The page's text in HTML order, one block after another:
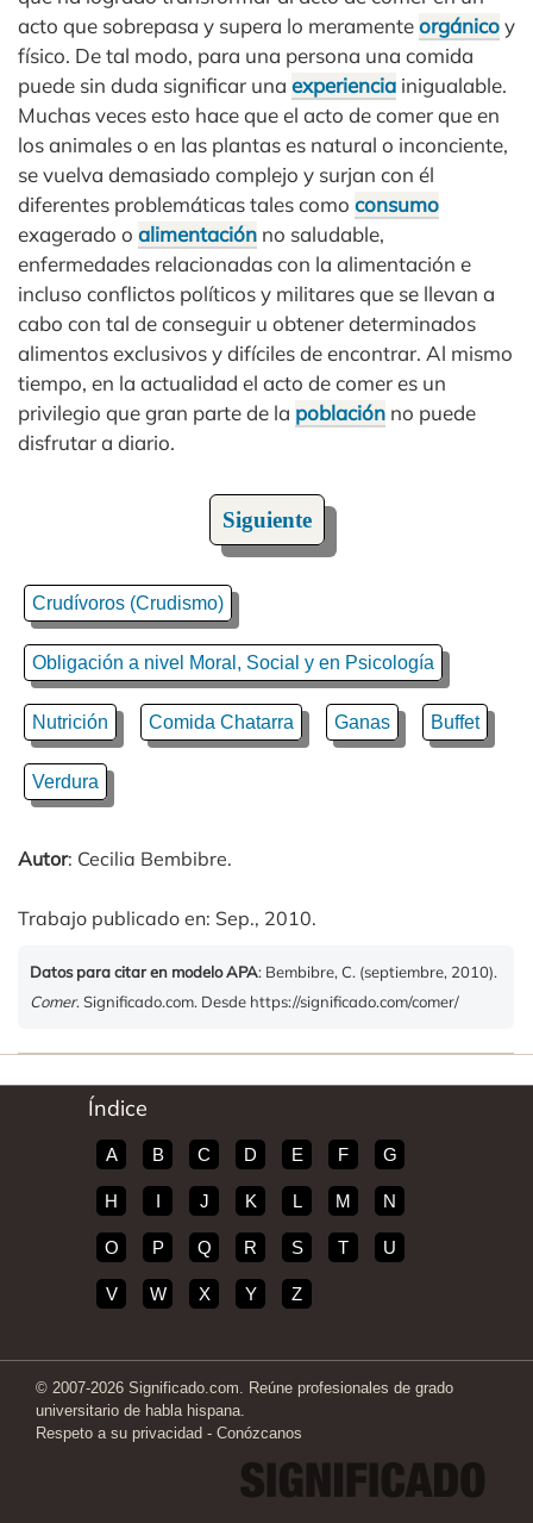
acto que sobrepasa y supera lo meramenteorgánicoy
físico. De tal modo, para una persona una comida
puede sin duda significar una experiencia inigualable.
Muchas veces esto hace que el acto de comer que en
los animales o en las plantas es natural o inconciente,
se vuelva demasiado complejo y surjan con él
diferentes problemáticas tales como consumo
exagerado o alimentación no saludable,
enfermedades relacionadas con la alimentación e
incluso conflictos políticos y militares que se llevan a
cabo con tal de conseguir u obtener determinados
alimentos exclusivos y difíciles de encontrar. Al mismo
tiempo, en la actualidad el acto de comer es un
privilegio que gran parte de la población no puede
disfrutar a diario.
Siguiente
Crudívoros (Crudismo)
Obligación a nivel Moral, Social y en Psicología
Nutrición Comida Chatarra Ganas Buffet
Verdura
Autor: Cecilia Bembibre.
Trabajo publicado en: Sep., 2010.
Datos para citar en modelo APA: Bembibre, C. (septiembre, 2010).
Comer. Significado.com. Desde https://significado.com/comer/
Índice
A B C D E F G
H I J K L M N
O P Q R S T U
V W X Y Z
© 2007-2026 Significado.com. Reúne profesionales de grado
universitario de habla hispana.
Respeto a su privacidad - Conózcanos